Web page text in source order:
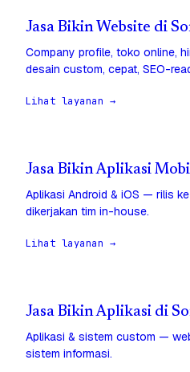
Jasa Bikin Website di
Company profile, toko online,
desain custom, cepat, SEO-
Lihat layanan →
Jasa Bikin Aplikasi
Aplikasi Android & iOS — rilis
dikerjakan tim in-house.
Lihat layanan →
Jasa Bikin Aplikasi di
Aplikasi & sistem custom —
sistem informasi.